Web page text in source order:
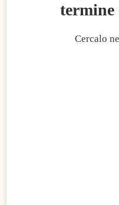
termine
Cercalo